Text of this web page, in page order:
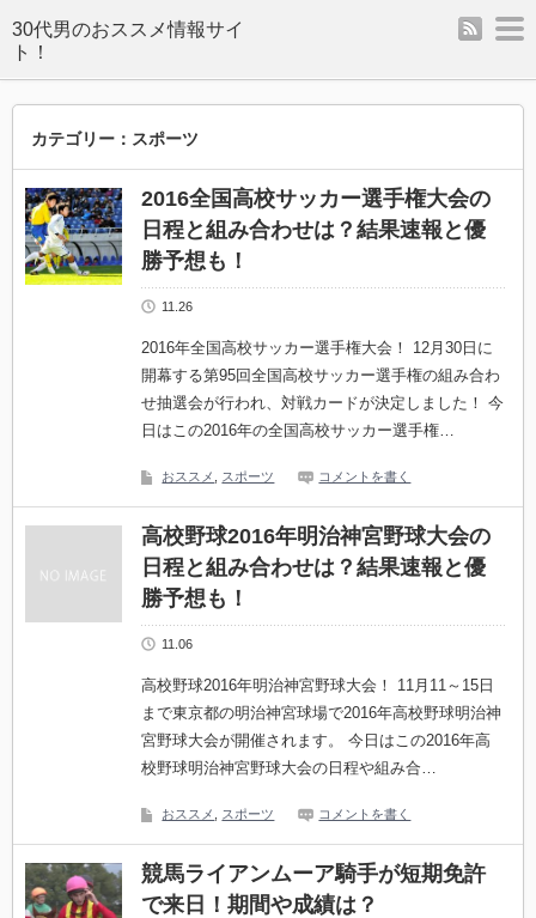
rss
カテゴリー：スポーツ
2016全国高校サッカー選手権大会の
日程と組み合わせは？結果速報と優
勝予想も！
11.26
2016年全国高校サッカー選手権大会！ 12月30日に
開幕する第95回全国高校サッカー選手権の組み合わ
せ抽選会が行われ、対戦カードが決定しました！ 今
日はこの2016年の全国高校サッカー選手権…
おススメ スポーツ コメントを書く
高校野球2016年明治神宮野球大会の
日程と組み合わせは？結果速報と優
勝予想も！
11.06
高校野球2016年明治神宮野球大会！ 11月11～15日
まで東京都の明治神宮球場で2016年高校野球明治神
宮野球大会が開催されます。 今日はこの2016年高
校野球明治神宮野球大会の日程や組み合…
おススメ スポーツ コメントを書く
競馬ライアンムーア騎手が短期免許
で来日！期間や成績は？